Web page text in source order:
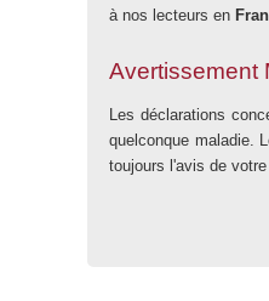
à nos lecteurs en
Avertissement
Les déclarations
quelconque maladie.
toujours l'avis de